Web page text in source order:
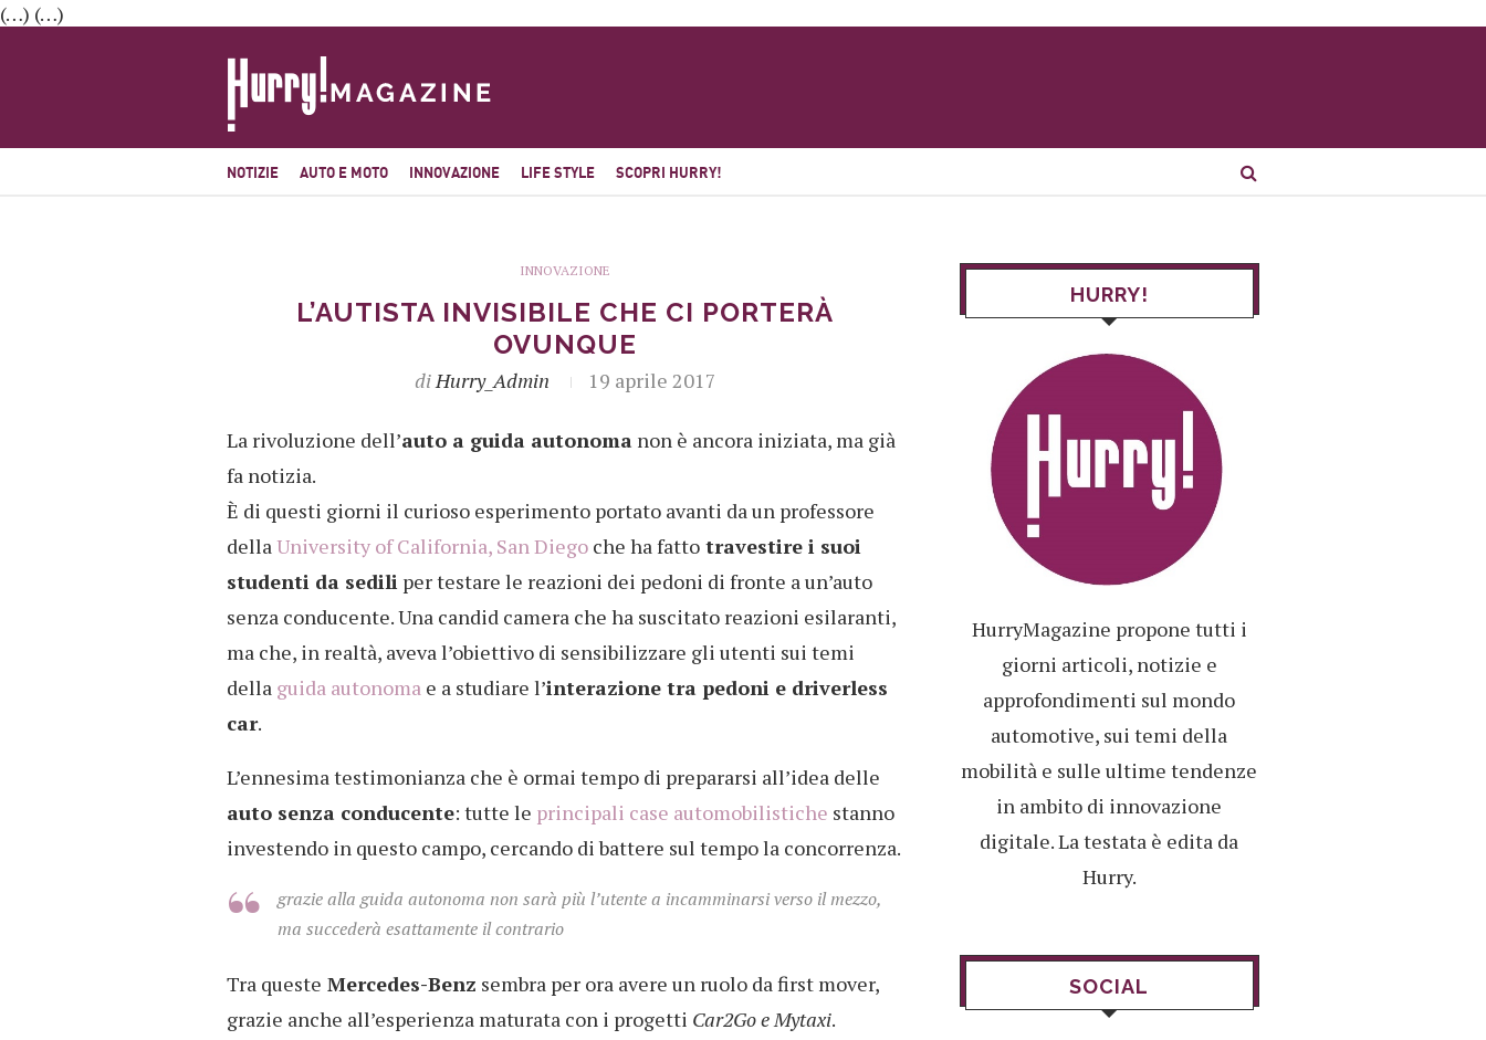
(…) (…)
NOTIZIE AUTO E MOTO INNOVAZIONE LIFE STYLE SCOPRI HURRY!
INNOVAZIONE
L’AUTISTA INVISIBILE CHE CI PORTERÀ
OVUNQUE
diHurry_Admin 19 aprile 2017
La rivoluzione dell’auto a guida autonoma non è ancora iniziata, ma già
fa notizia.
È di questi giorni il curioso esperimento portato avanti da un professore
dellaUniversity of California, San Diego che ha fatto travestire i suoi
studenti da sedili per testare le reazioni dei pedoni di fronte a un’auto
senza conducente. Una candid camera che ha suscitato reazioni esilaranti,
ma che, in realtà, aveva l’obiettivo di sensibilizzare gli utenti sui temi
della guida autonoma e a studiare l’interazione tra pedoni e driverless
car.
L’ennesima testimonianza che è ormai tempo di prepararsi all’idea delle
auto senza conducente: tutte le principali case automobilistiche stanno
investendo in questo campo, cercando di battere sul tempo la concorrenza.
grazie alla guida autonoma non sarà più l’utente a incamminarsi verso il mezzo,
ma succederà esattamente il contrario
Tra queste Mercedes-Benz sembra per ora avere un ruolo da first mover,
grazie anche all’esperienza maturata con i progetti Car2Go e Mytaxi.
HURRY!
HurryMagazine propone tutti i
giorni articoli, notizie e
approfondimenti sul mondo
automotive, sui temi della
mobilità e sulle ultime tendenze
in ambito di innovazione
digitale. La testata è edita da
Hurry.
SOCIAL